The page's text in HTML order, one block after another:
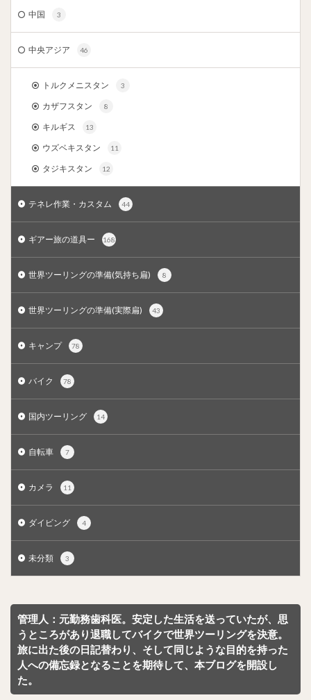
中国 3
中央アジア 46
トルクメニスタン 3
カザフスタン 8
キルギス 13
ウズベキスタン 11
タジキスタン 12
テネレ作業・カスタム 44
ギアー旅の道具ー 168
世界ツーリングの準備(気持ち扁) 8
世界ツーリングの準備(実際扁) 43
キャンプ 78
バイク 78
国内ツーリング 14
自転車 7
カメラ 11
ダイビング 4
未分類 3
管理人：元勤務歯科医。安定した生活を送っていたが、思
うところがあり退職してバイクで世界ツーリングを決意。
旅に出た後の日記替わり、そして同じような目的を持った
人への備忘録となることを期待して、本ブログを開設し
た。